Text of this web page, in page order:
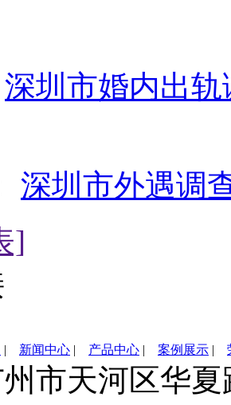
深圳市婚内出
深圳市外遇调
]
| 新闻中心 | 产品中心 | 案例展示 |
州市天河区